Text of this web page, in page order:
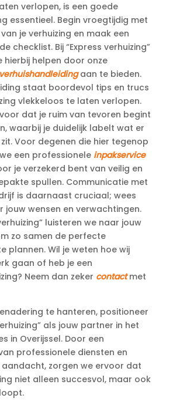
verlopen, is een goede
essentieel.​ Begin vroegtijdig met
je verhuizing en maak een
checklist.​ Bij “Express verhuizing”
hierbij helpen door onze
verhuishandleidingaan te bieden.​
staat boordevol tips en trucs
vlekkeloos te laten verlopen.​
dat je ruim van tevoren begint
waarbij je duidelijk labelt wat er
Voor degenen die hier tegenop
een professionele inpakservice
je verzekerd bent van veilig en
spullen.​ Communicatie met
is daarnaast cruciaal; wees
jouw wensen en verwachtingen.​
luisteren we naar jouw
zo samen de perfecte
plannen.​ Wil je weten hoe wij
gaan of heb je een
Neem dan zeker contactmet
te hanteren, positioneer
als jouw partner in het
in Overijssel.​ Door een
professionele diensten en
zorgen we ervoor dat
niet alleen succesvol, maar ook